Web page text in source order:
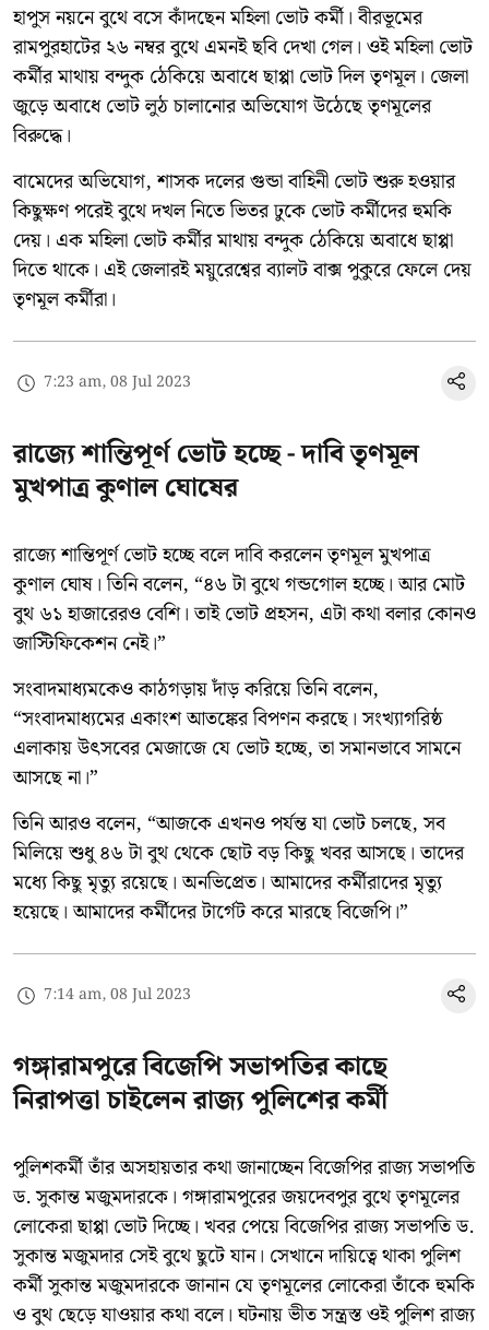
হাপুস নয়নে বুথে বসে কাঁদছেন মহিলা ভোট কর্মী। বীরভূমের
রামপুরহাটের ২৬ নম্বর বুথে এমনই ছবি দেখা গেল। ওই মহিলা ভোট
কর্মীর মাথায় বন্দুক ঠেকিয়ে অবাধে ছাপ্পা ভোট দিল তৃণমূল। জেলা
জুড়ে অবাধে ভোট লুঠ চালানোর অভিযোগ উঠেছে তৃণমূলের
বিরুদ্ধে।
বামেদের অভিযোগ, শাসক দলের গুন্ডা বাহিনী ভোট শুরু হওয়ার
কিছুক্ষণ পরেই বুথে দখল নিতে ভিতর ঢুকে ভোট কর্মীদের হুমকি
দেয়। এক মহিলা ভোট কর্মীর মাথায় বন্দুক ঠেকিয়ে অবাধে ছাপ্পা
দিতে থাকে। এই জেলারই ময়ুরেশ্বের ব্যালট বাক্স পুকুরে ফেলে দেয়
তৃণমূল কর্মীরা।
7:23 am, 08 Jul 2023
রাজ্যে শান্তিপূর্ণ ভোট হচ্ছে - দাবি তৃণমূল
মুখপাত্র কুণাল ঘোষের
রাজ্যে শান্তিপূর্ণ ভোট হচ্ছে বলে দাবি করলেন তৃণমূল মুখপাত্র
কুণাল ঘোষ। তিনি বলেন, “৪৬ টা বুথে গন্ডগোল হচ্ছে। আর মোট
বুথ ৬১ হাজারেরও বেশি। তাই ভোট প্রহসন, এটা কথা বলার কোনও
জাস্টিফিকেশন নেই।”
সংবাদমাধ্যমকেও কাঠগড়ায় দাঁড় করিয়ে তিনি বলেন,
“সংবাদমাধ্যমের একাংশ আতঙ্কের বিপণন করছে। সংখ্যাগরিষ্ঠ
এলাকায় উৎসবের মেজাজে যে ভোট হচ্ছে, তা সমানভাবে সামনে
আসছে না।”
তিনি আরও বলেন, “আজকে এখনও পর্যন্ত যা ভোট চলছে, সব
মিলিয়ে শুধু ৪৬ টা বুথ থেকে ছোট বড় কিছু খবর আসছে। তাদের
মধ্যে কিছু মৃত্যু রয়েছে। অনভিপ্রেত। আমাদের কর্মীরাদের মৃত্যু
হয়েছে। আমাদের কর্মীদের টার্গেট করে মারছে বিজেপি।”
7:14 am, 08 Jul 2023
গঙ্গারামপুরে বিজেপি সভাপতির কাছে
নিরাপত্তা চাইলেন রাজ্য পুলিশের কর্মী
পুলিশকর্মী তাঁর অসহায়তার কথা জানাচ্ছেন বিজেপির রাজ্য সভাপতি
ড. সুকান্ত মজুমদারকে। গঙ্গারামপুরের জয়দেবপুর বুথে তৃণমূলের
লোকেরা ছাপ্পা ভোট দিচ্ছে। খবর পেয়ে বিজেপির রাজ্য সভাপতি ড.
সুকান্ত মজুমদার সেই বুথে ছুটে যান। সেখানে দায়িত্বে থাকা পুলিশ
কর্মী সুকান্ত মজুমদারকে জানান যে তৃণমূলের লোকেরা তাঁকে হুমকি
ও বুথ ছেড়ে যাওয়ার কথা বলে। ঘটনায় ভীত সন্ত্রস্ত ওই পুলিশ রাজ্য